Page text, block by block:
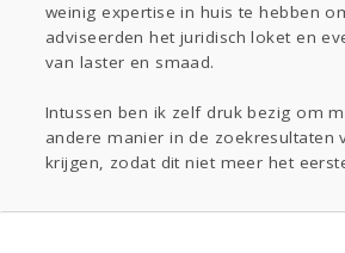
weinig expertise in huis te hebben
adviseerden het juridisch loket en
van laster en smaad.
Intussen ben ik zelf druk bezig om
andere manier in de zoekresultaten
krijgen, zodat dit niet meer het